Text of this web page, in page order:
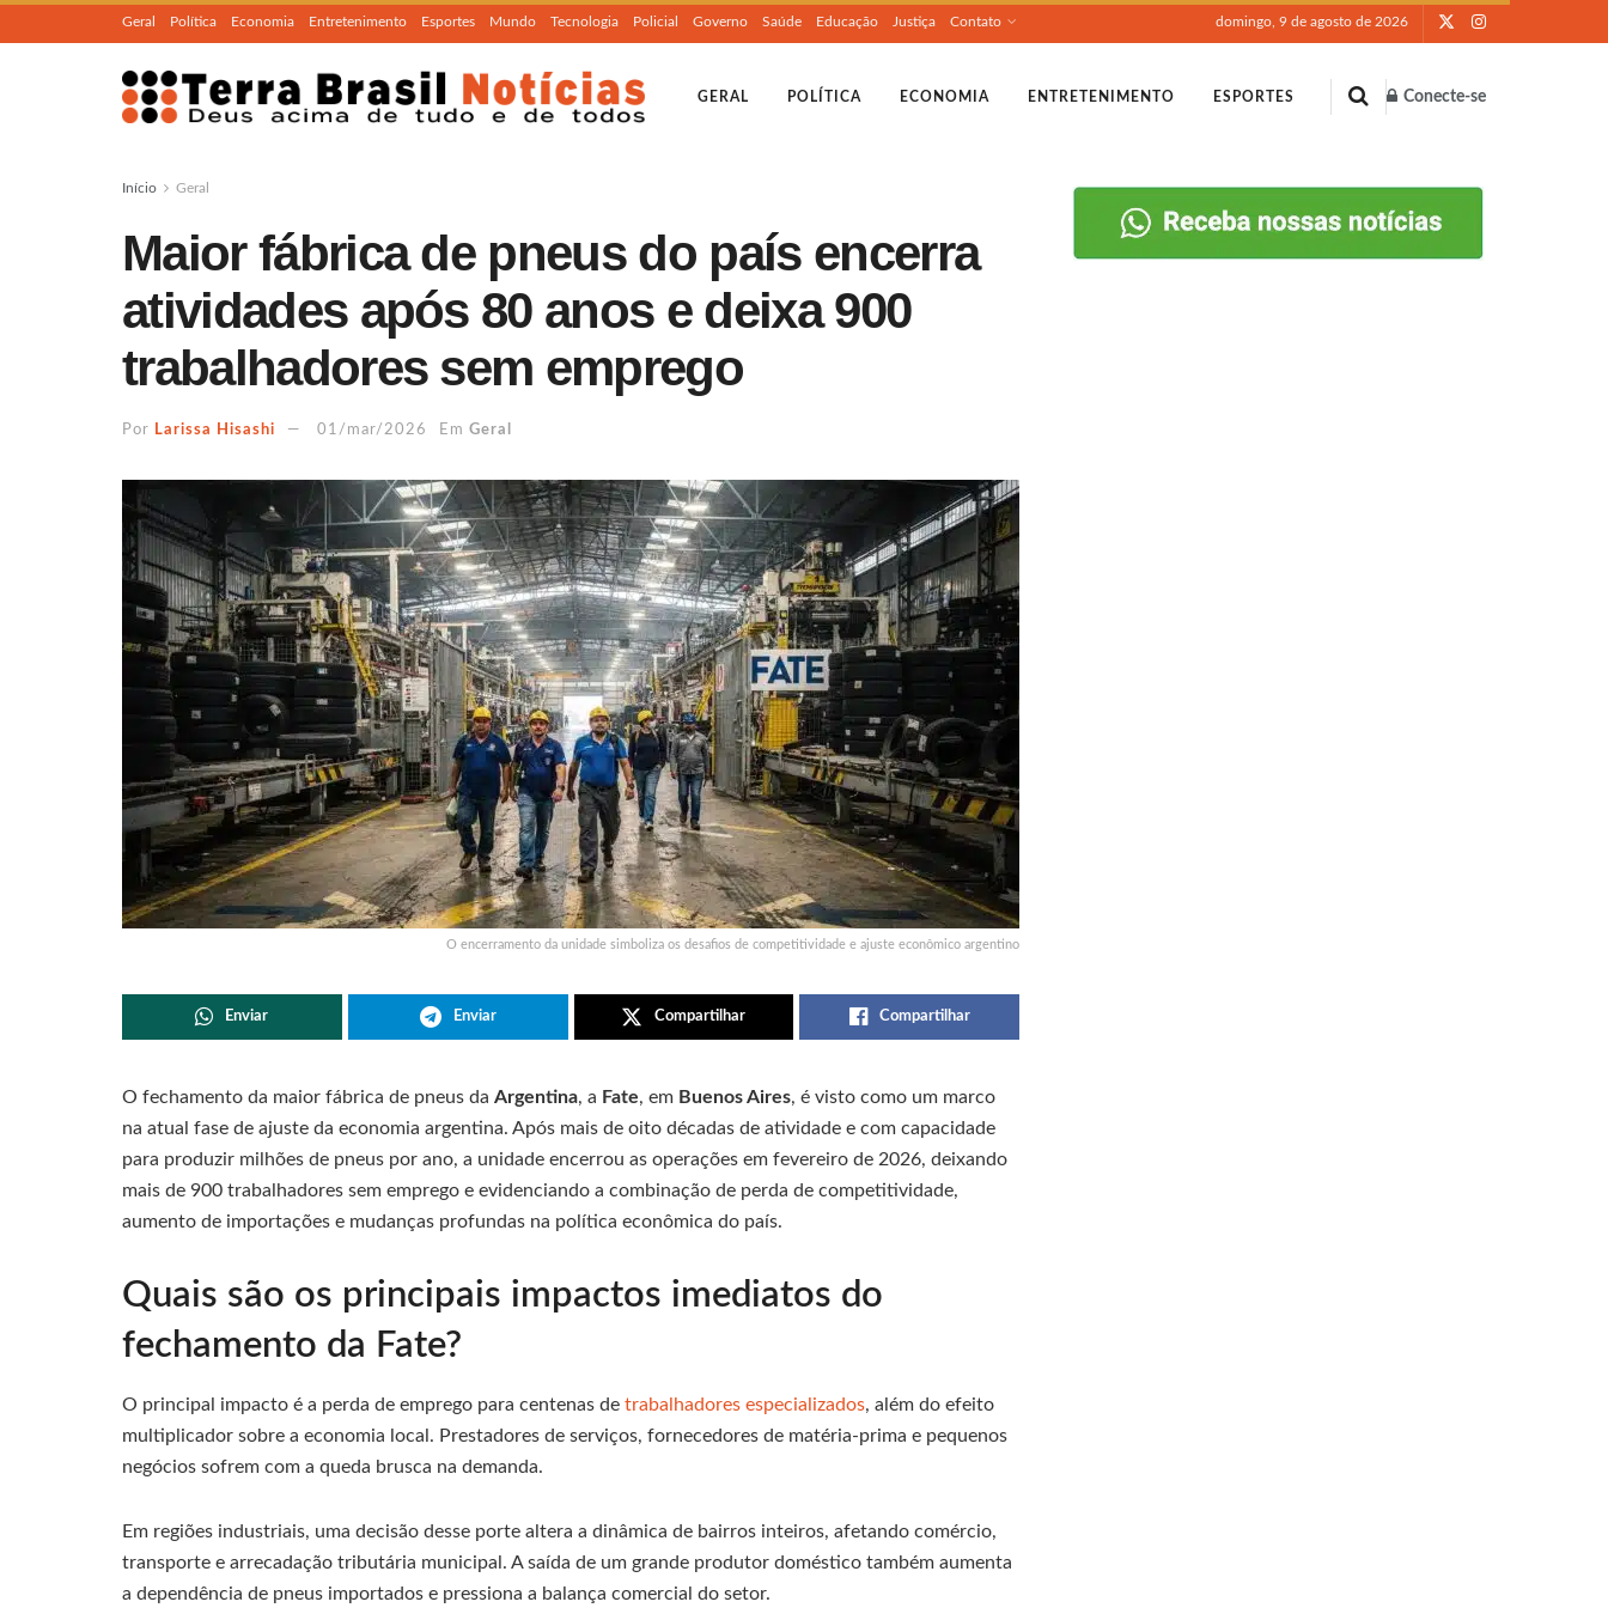
Geral Política Economia Entretenimento Esportes Mundo Tecnologia Policial Governo Saúde Educação Justiça Contato domingo, 9 de agosto de 2026
GERAL POLÍTICA ECONOMIA ENTRETENIMENTO ESPORTES Conecte-se
Início Geral
Maior fábrica de pneus do país encerra
atividades após 80 anos e deixa 900
trabalhadores sem emprego
Por Larissa Hisashi 01/mar/2026 Em Geral
O encerramento da unidade simboliza os desafios de competitividade e ajuste econômico argentino
Enviar Enviar Compartilhar Compartilhar
O fechamento da maior fábrica de pneus da Argentina, a Fate, em Buenos Aires, é visto como um marco
na atual fase de ajuste da economia argentina. Após mais de oito décadas de atividade e com capacidade
para produzir milhões de pneus por ano, a unidade encerrou as operações em fevereiro de 2026, deixando
mais de 900 trabalhadores sem emprego e evidenciando a combinação de perda de competitividade,
aumento de importações e mudanças profundas na política econômica do país.
Quais são os principais impactos imediatos do
fechamento da Fate?
O principal impacto é a perda de emprego para centenas de trabalhadores especializados, além do efeito
multiplicador sobre a economia local. Prestadores de serviços, fornecedores de matéria-prima e pequenos
negócios sofrem com a queda brusca na demanda.
Em regiões industriais, uma decisão desse porte altera a dinâmica de bairros inteiros, afetando comércio,
transporte e arrecadação tributária municipal. A saída de um grande produtor doméstico também aumenta
a dependência de pneus importados e pressiona a balança comercial do setor.